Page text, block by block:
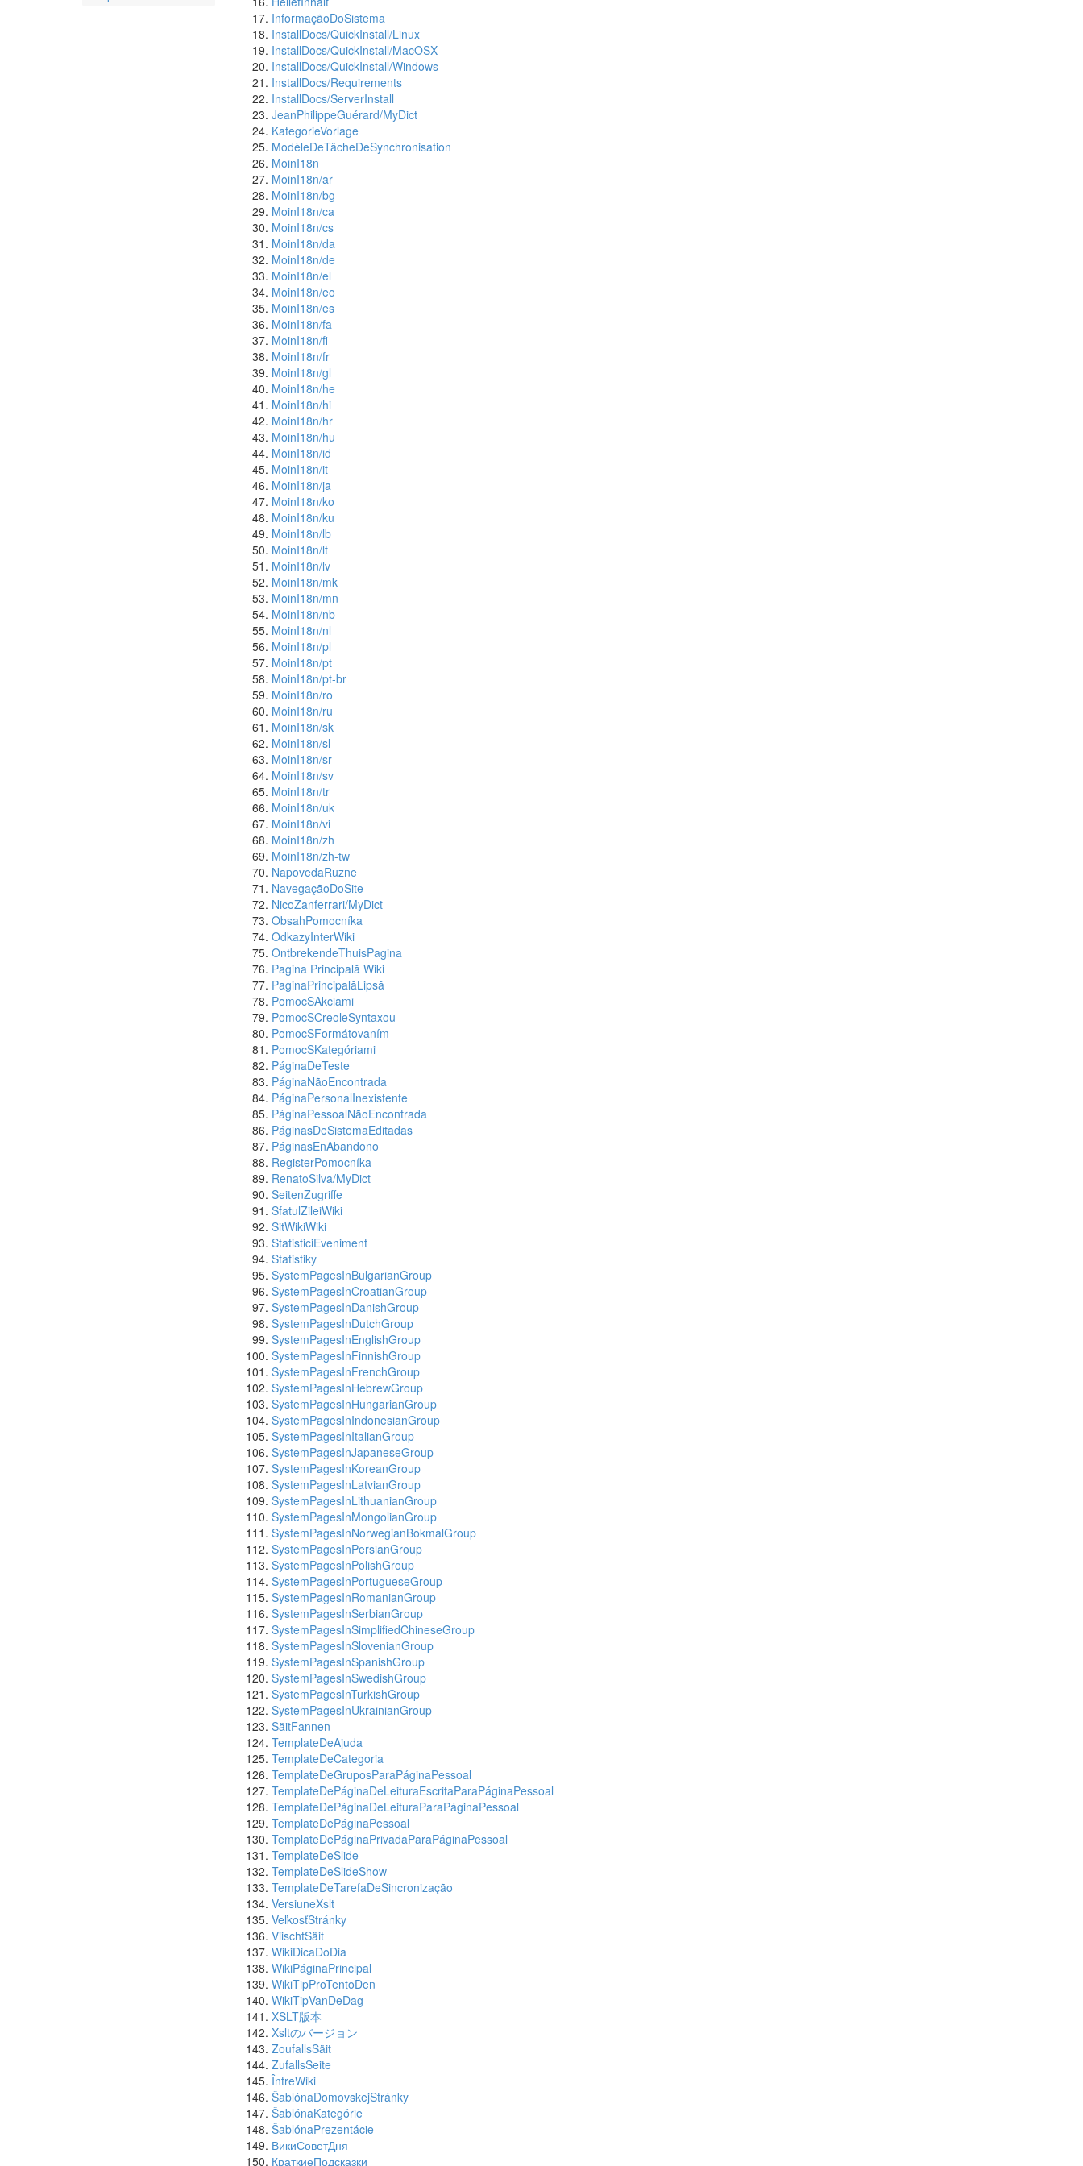
InformaçãoDoSistema
InstallDocs/QuickInstall/Linux
InstallDocs/QuickInstall/MacOSX
InstallDocs/QuickInstall/Windows
InstallDocs/Requirements
InstallDocs/ServerInstall
JeanPhilippeGuérard/MyDict
KategorieVorlage
ModèleDeTâcheDeSynchronisation
MoinI18n
MoinI18n/ar
MoinI18n/bg
MoinI18n/ca
MoinI18n/cs
MoinI18n/da
MoinI18n/de
MoinI18n/el
MoinI18n/eo
MoinI18n/es
MoinI18n/fa
MoinI18n/fi
MoinI18n/fr
MoinI18n/gl
MoinI18n/he
MoinI18n/hi
MoinI18n/hr
MoinI18n/hu
MoinI18n/id
MoinI18n/it
MoinI18n/ja
MoinI18n/ko
MoinI18n/ku
MoinI18n/lb
MoinI18n/lt
MoinI18n/lv
MoinI18n/mk
MoinI18n/mn
MoinI18n/nb
MoinI18n/nl
MoinI18n/pl
MoinI18n/pt
MoinI18n/pt-br
MoinI18n/ro
MoinI18n/ru
MoinI18n/sk
MoinI18n/sl
MoinI18n/sr
MoinI18n/sv
MoinI18n/tr
MoinI18n/uk
MoinI18n/vi
MoinI18n/zh
MoinI18n/zh-tw
NapovedaRuzne
NavegaçãoDoSite
NicoZanferrari/MyDict
ObsahPomocníka
OdkazyInterWiki
OntbrekendeThuisPagina
Pagina Principală Wiki
PaginaPrincipalăLipsă
PomocSAkciami
PomocSCreoleSyntaxou
PomocSFormátovaním
PomocSKategóriami
PáginaDeTeste
PáginaNãoEncontrada
PáginaPersonalInexistente
PáginaPessoalNãoEncontrada
PáginasDeSistemaEditadas
PáginasEnAbandono
RegisterPomocníka
RenatoSilva/MyDict
SeitenZugriffe
SfatulZileiWiki
SitWikiWiki
StatisticiEveniment
Statistiky
SystemPagesInBulgarianGroup
SystemPagesInCroatianGroup
SystemPagesInDanishGroup
SystemPagesInDutchGroup
SystemPagesInEnglishGroup
SystemPagesInFinnishGroup
SystemPagesInFrenchGroup
SystemPagesInHebrewGroup
SystemPagesInHungarianGroup
SystemPagesInIndonesianGroup
SystemPagesInItalianGroup
SystemPagesInJapaneseGroup
SystemPagesInKoreanGroup
SystemPagesInLatvianGroup
SystemPagesInLithuanianGroup
SystemPagesInMongolianGroup
SystemPagesInNorwegianBokmalGroup
SystemPagesInPersianGroup
SystemPagesInPolishGroup
SystemPagesInPortugueseGroup
SystemPagesInRomanianGroup
SystemPagesInSerbianGroup
SystemPagesInSimplifiedChineseGroup
SystemPagesInSlovenianGroup
SystemPagesInSpanishGroup
SystemPagesInSwedishGroup
SystemPagesInTurkishGroup
SystemPagesInUkrainianGroup
SäitFannen
TemplateDeAjuda
TemplateDeCategoria
TemplateDeGruposParaPáginaPessoal
TemplateDePáginaDeLeituraEscritaParaPáginaPessoal
TemplateDePáginaDeLeituraParaPáginaPessoal
TemplateDePáginaPessoal
TemplateDePáginaPrivadaParaPáginaPessoal
TemplateDeSlide
TemplateDeSlideShow
TemplateDeTarefaDeSincronização
VersiuneXslt
VeľkosťStránky
ViischtSäit
WikiDicaDoDia
WikiPáginaPrincipal
WikiTipProTentoDen
WikiTipVanDeDag
XSLT版本
Xsltのバージョン
ZoufallsSäit
ZufallsSeite
ÎntreWiki
ŠablónaDomovskejStránky
ŠablónaKategórie
ŠablónaPrezentácie
ВикиСоветДня
КраткиеПодсказки